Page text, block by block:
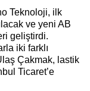
Teknoloji, ilk
ve yeni AB
geliştirdi.
iki farklı
Çakmak, lastik
Ticaret’e